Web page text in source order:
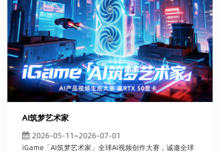
AI筑梦艺术家
2026-05-11~2026-07-01
iGame「AI筑梦艺术家」全球AI视频创作大赛，诚邀全球